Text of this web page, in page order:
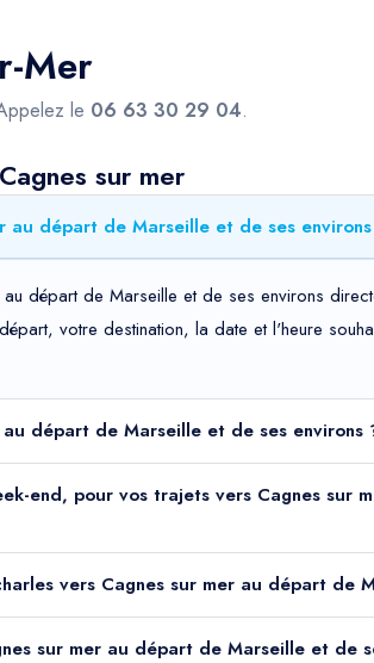
Mer
le 06 63 30 29 04.
sur mer
au départ de Marseille et de ses
départ de Marseille et de ses environs
votre destination, la date et l'heure
départ de Marseille et de ses environs
end, pour vos trajets vers Cagnes sur
vers Cagnes sur mer au départ de
sur mer au départ de Marseille et de